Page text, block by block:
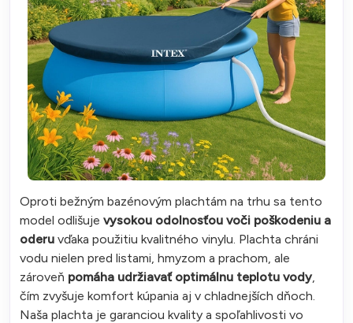
Oproti bežným bazénovým plachtám na trhu sa tento
model odlišuje vysokou odolnosťou voči poškodeniu a
oderu vďaka použitiu kvalitného vinylu. Plachta chráni
vodu nielen pred listami, hmyzom a prachom, ale
zároveň pomáha udržiavať optimálnu teplotu vody,
čím zvyšuje komfort kúpania aj v chladnejších dňoch.
Naša plachta je garanciou kvality a spoľahlivosti vo